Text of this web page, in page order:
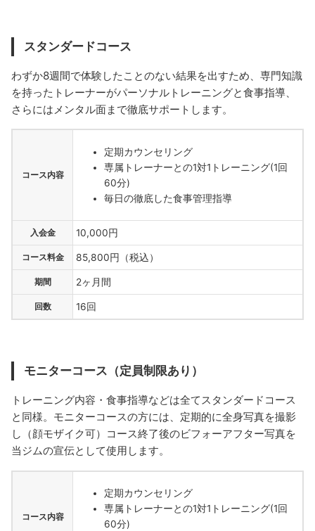
スタンダードコース
わずか8週間で体験したことのない結果を出すため、専門知識
を持ったトレーナーがパーソナルトレーニングと食事指導、
さらにはメンタル面まで徹底サポートします。
コース内容
定期カウンセリング
専属トレーナーとの1対1トレーニング(1回
60分)
毎日の徹底した食事管理指導
入会金 10,000円
コース料金 85,800円（税込）
期間 2ヶ月間
回数 16回
モニターコース（定員制限あり）
トレーニング内容・食事指導などは全てスタンダードコース
と同様。モニターコースの方には、定期的に全身写真を撮影
し（顔モザイク可）コース終了後のビフォーアフター写真を
当ジムの宣伝として使用します。
コース内容
定期カウンセリング
専属トレーナーとの1対1トレーニング(1回
60分)